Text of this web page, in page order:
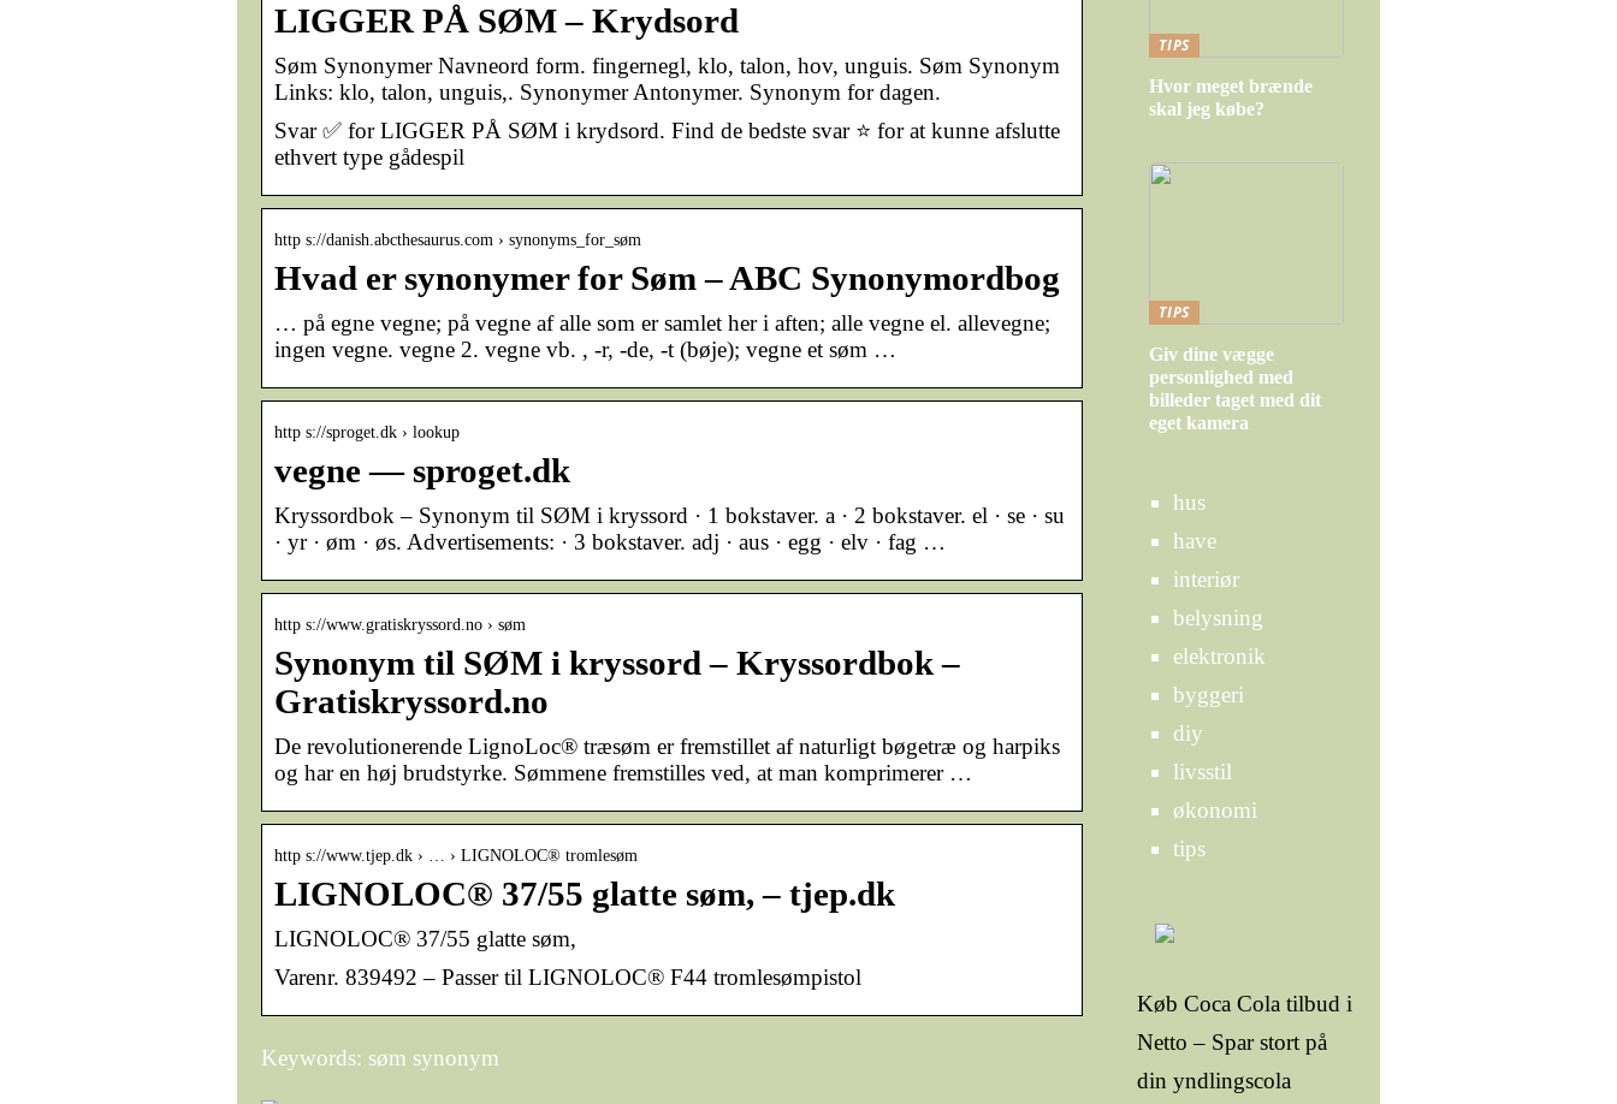
LIGGER PÅ SØM – Krydsord
Søm Synonymer Navneord form. fingernegl, klo, talon, hov, unguis. Søm Synonym
Links: klo, talon, unguis,. Synonymer Antonymer. Synonym for dagen.
Svar ✅ for LIGGER PÅ SØM i krydsord. Find de bedste svar ⭐ for at kunne afslutte
ethvert type gådespil
http s://danish.abcthesaurus.com › synonyms_for_søm
Hvad er synonymer for Søm – ABC Synonymordbog
… på egne vegne; på vegne af alle som er samlet her i aften; alle vegne el. allevegne;
ingen vegne. vegne 2. vegne vb. , -r, -de, -t (bøje); vegne et søm …
http s://sproget.dk › lookup
vegne — sproget.dk
Kryssordbok – Synonym til SØM i kryssord · 1 bokstaver. a · 2 bokstaver. el · se · su
· yr · øm · øs. Advertisements: · 3 bokstaver. adj · aus · egg · elv · fag …
http s://www.gratiskryssord.no › søm
Synonym til SØM i kryssord – Kryssordbok –
Gratiskryssord.no
De revolutionerende LignoLoc® træsøm er fremstillet af naturligt bøgetræ og harpiks
og har en høj brudstyrke. Sømmene fremstilles ved, at man komprimerer …
http s://www.tjep.dk › … › LIGNOLOC® tromlesøm
LIGNOLOC® 37/55 glatte søm, – tjep.dk
LIGNOLOC® 37/55 glatte søm,
Varenr. 839492 – Passer til LIGNOLOC® F44 tromlesømpistol
Keywords: søm synonym
TIPS
Hvor meget brænde
skal jeg købe?
TIPS
Giv dine vægge
personlighed med
billeder taget med dit
eget kamera
hus
have
interiør
belysning
elektronik
byggeri
diy
livsstil
økonomi
tips
Køb Coca Cola tilbud i
Netto – Spar stort på
din yndlingscola